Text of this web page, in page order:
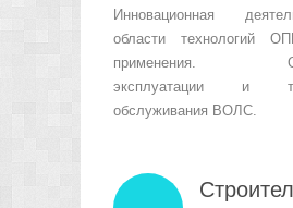
Инновационная
области технологий
применения.
эксплуатации и
обслуживания ВОЛС.